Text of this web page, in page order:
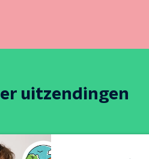
uitzendingen